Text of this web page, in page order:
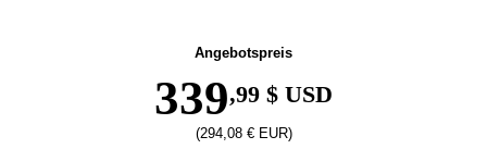
Angebotspreis
339,99 $ USD
(294,08 € EUR)